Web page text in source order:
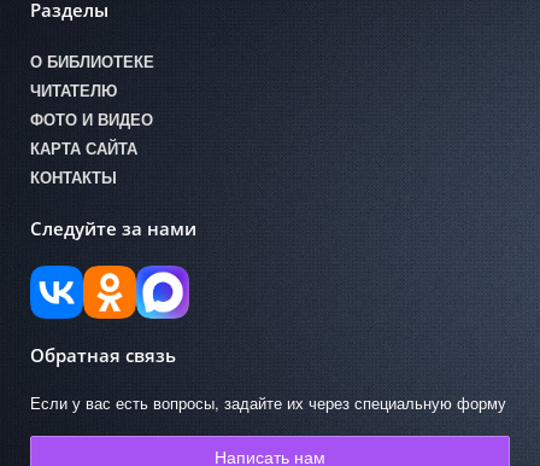
Разделы
О БИБЛИОТЕКЕ
ЧИТАТЕЛЮ
ФОТО И ВИДЕО
КАРТА САЙТА
КОНТАКТЫ
Следуйте за нами
Обратная связь
Если у вас есть вопросы, задайте их через специальную форму
Написать нам